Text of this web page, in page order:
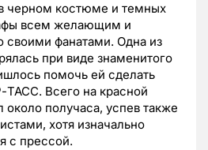
черном костюме и темных
всем желающим и
своими фанатами. Одна из
при виде знаменитого
помочь ей сделать
ТАСС. Всего на красной
получаса, успев также
хотя изначально
с прессой.